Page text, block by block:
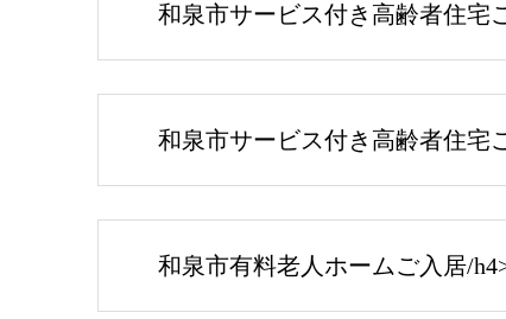
和泉市サービス付き高齢者住宅
和泉市サービス付き高齢者住宅
和泉市有料老人ホームご入居/